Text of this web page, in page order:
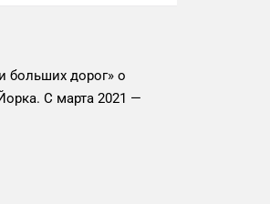
больших дорог» о
С марта 2021 —